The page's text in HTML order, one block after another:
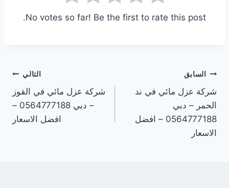
No votes so far! Be the first to rate this post.
تصفّح
المقالات
السابق
شركة عزل مائي في ند
الحمر – دبي
0564777188 – افضل
الاسعار
التالي
شركة عزل مائي في القوز
– دبي 0564777188 –
افضل الاسعار